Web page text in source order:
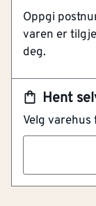
Hent
Velg
Oppgi
varen er
deg.
NOBB
Total lengde